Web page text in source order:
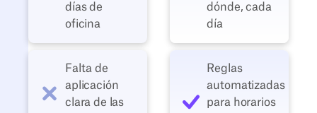
días de
oficina
Falta de
aplicación
clara de las
dónde, cada
día
Reglas
automatizadas
para horarios